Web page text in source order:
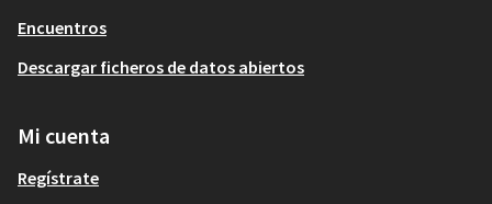
Encuentros
Descargar ficheros de datos abiertos
Mi cuenta
Regístrate